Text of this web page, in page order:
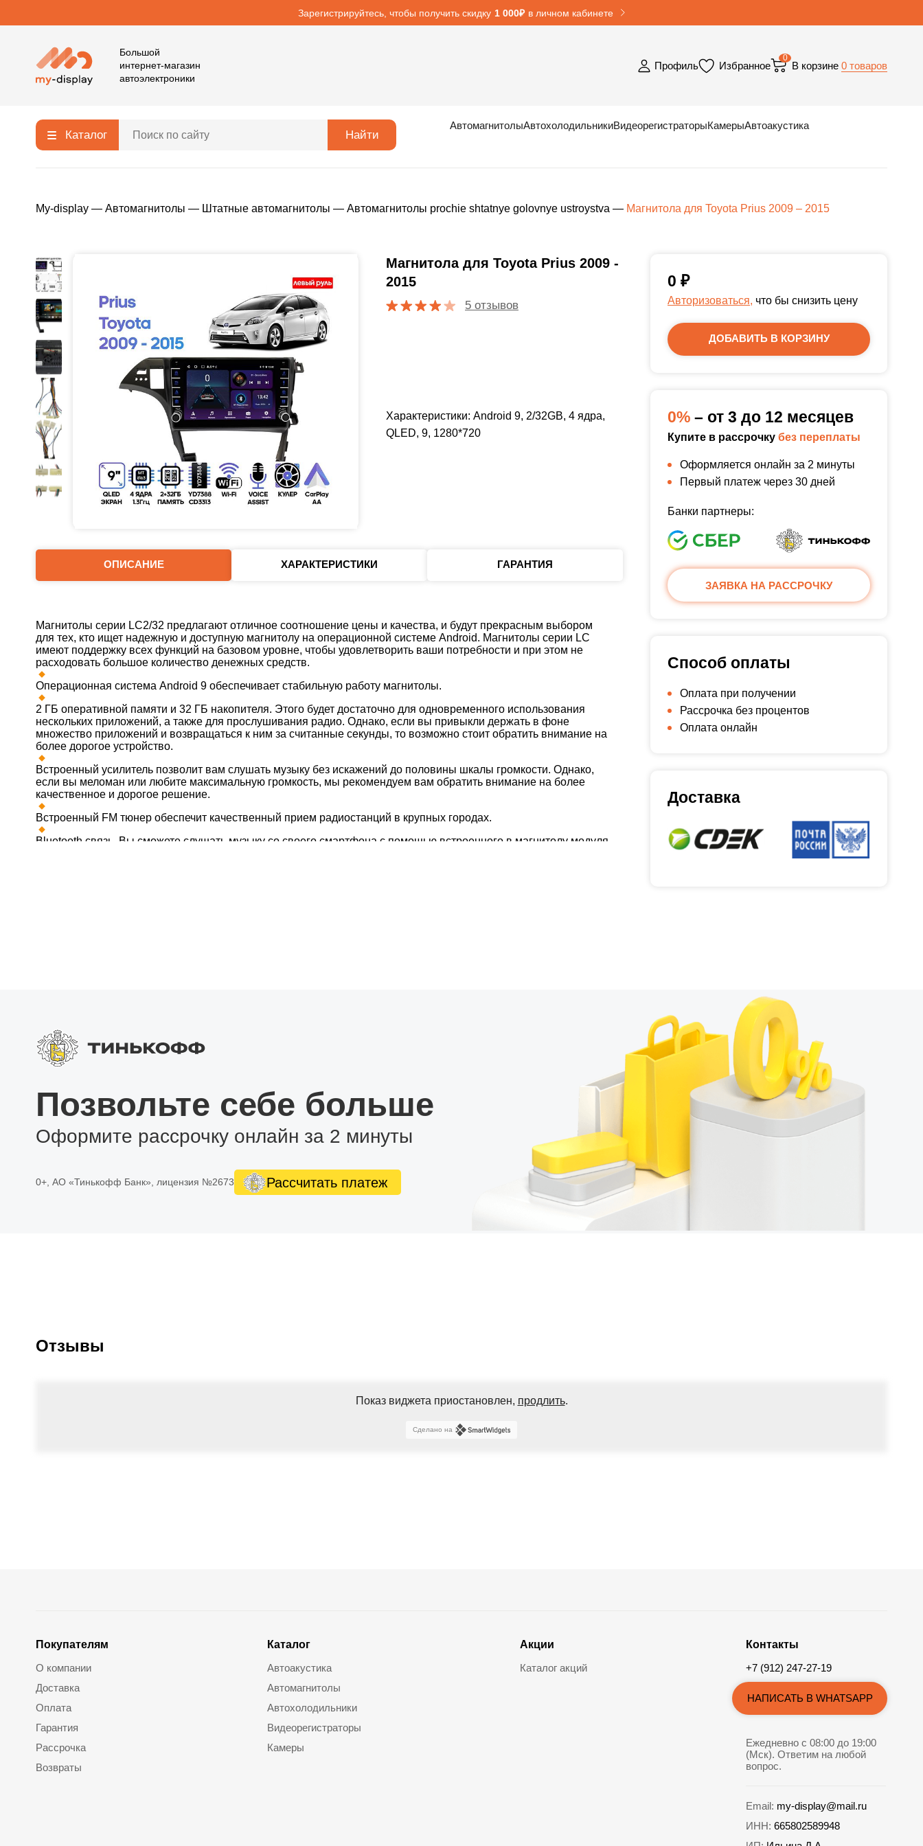
Зарегистрируйтесь, чтобы получить скидку 1 000₽ в личном кабинете
Большой
интернет-магазин
автоэлектроники
Профиль Избранное
0
В корзине 0 товаров
Каталог Найти
АвтомагнитолыАвтохолодильникиВидеорегистраторыКамерыАвтоакустика
My-display — Автомагнитолы — Штатные автомагнитолы — Автомагнитолы prochie shtatnye golovnye ustroystva — Магнитола для Toyota Prius 2009 – 2015
Магнитола для Toyota Prius 2009 -
2015
5 отзывов
Характеристики: Android 9, 2/32GB, 4 ядра,
QLED, 9, 1280*720
ОПИСАНИЕ ХАРАКТЕРИСТИКИ ГАРАНТИЯ
Магнитолы серии LC2/32 предлагают отличное соотношение цены и качества, и будут прекрасным выбором
для тех, кто ищет надежную и доступную магнитолу на операционной системе Android. Магнитолы серии LC
имеют поддержку всех функций на базовом уровне, чтобы удовлетворить ваши потребности и при этом не
расходовать большое количество денежных средств.
Операционная система Android 9 обеспечивает стабильную работу магнитолы.
2 ГБ оперативной памяти и 32 ГБ накопителя. Этого будет достаточно для одновременного использования
нескольких приложений, а также для прослушивания радио. Однако, если вы привыкли держать в фоне
множество приложений и возвращаться к ним за считанные секунды, то возможно стоит обратить внимание на
более дорогое устройство.
Встроенный усилитель позволит вам слушать музыку без искажений до половины шкалы громкости. Однако,
если вы меломан или любите максимальную громкость, мы рекомендуем вам обратить внимание на более
качественное и дорогое решение.
Встроенный FM тюнер обеспечит качественный прием радиостанций в крупных городах.
Bluetooth связь. Вы сможете слушать музыку со своего смартфона с помощью встроенного в магнитолу модуля
0 ₽
Авторизоваться, что бы снизить цену
ДОБАВИТЬ В КОРЗИНУ
0% – от 3 до 12 месяцев
Купите в рассрочку без переплаты
Оформляется онлайн за 2 минуты
Первый платеж через 30 дней
Банки партнеры:
ЗАЯВКА НА РАССРОЧКУ
Способ оплаты
Оплата при получении
Рассрочка без процентов
Оплата онлайн
Доставка
Позвольте себе больше
Оформите рассрочку онлайн за 2 минуты
0+, АО «Тинькофф Банк», лицензия №2673 Рассчитать платеж
Отзывы
Показ виджета приостановлен, продлить.
Сделано на
Покупателям
О компании
Доставка
Оплата
Гарантия
Рассрочка
Возвраты
Каталог
Автоакустика
Автомагнитолы
Автохолодильники
Видеорегистраторы
Камеры
Акции
Каталог акций
Контакты
+7 (912) 247-27-19
НАПИСАТЬ В WHATSAPP
Ежедневно с 08:00 до 19:00
(Мск). Ответим на любой
вопрос.
Email: my-display@mail.ru
ИНН: 665802589948